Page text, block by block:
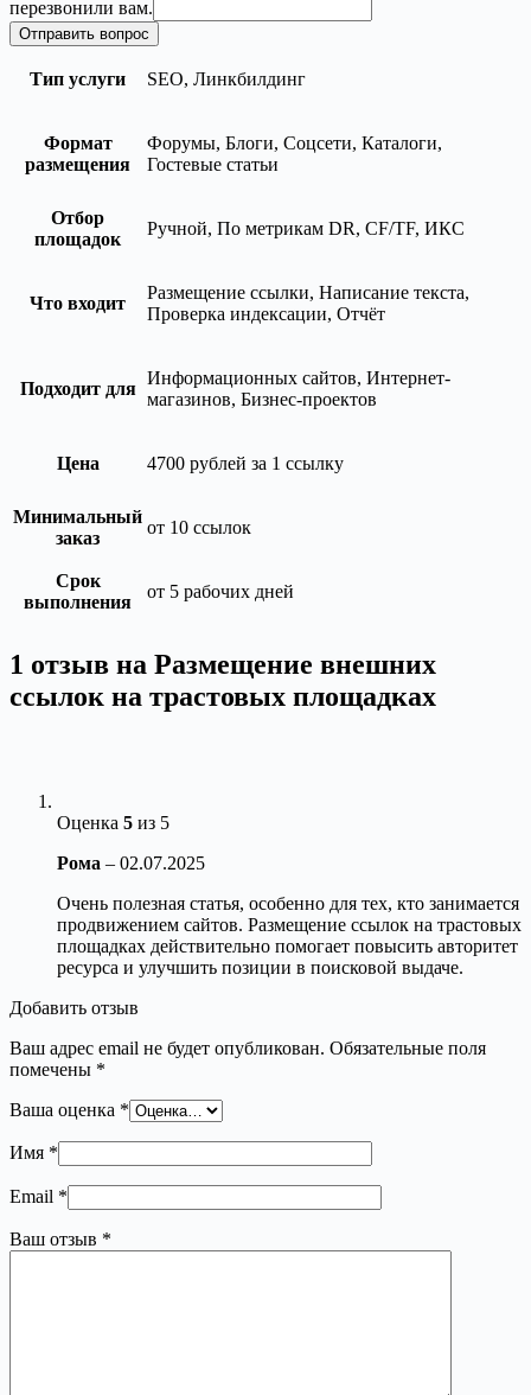
перезвонили вам.
Отправить вопрос
Тип услуги SEO, Линкбилдинг
Формат
размещения
Форумы, Блоги, Соцсети, Каталоги,
Гостевые статьи
Отбор
площадок
Ручной, По метрикам DR, CF/TF, ИКС
Что входит
Размещение ссылки, Написание текста,
Проверка индексации, Отчёт
Подходит для
Информационных сайтов, Интернет-
магазинов, Бизнес-проектов
Цена 4700 рублей за 1 ссылку
Минимальный
заказ
от 10 ссылок
Срок
выполнения
от 5 рабочих дней
1 отзыв на Размещение внешних
ссылок на трастовых площадках
Оценка 5 из 5
Рома – 02.07.2025
Очень полезная статья, особенно для тех, кто занимается
продвижением сайтов. Размещение ссылок на трастовых
площадках действительно помогает повысить авторитет
ресурса и улучшить позиции в поисковой выдаче.
Добавить отзыв
Ваш адрес email не будет опубликован. Обязательные поля
помечены *
Ваша оценка *
Имя *
Email *
Ваш отзыв *